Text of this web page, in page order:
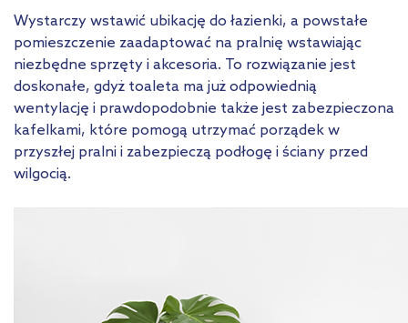
Wystarczy wstawić ubikację do łazienki, a powstałe
pomieszczenie zaadaptować na pralnię wstawiając
niezbędne sprzęty i akcesoria. To rozwiązanie jest
doskonałe, gdyż toaleta ma już odpowiednią
wentylację i prawdopodobnie także jest zabezpieczona
kafelkami, które pomogą utrzymać porządek w
przyszłej pralni i zabezpieczą podłogę i ściany przed
wilgocią.